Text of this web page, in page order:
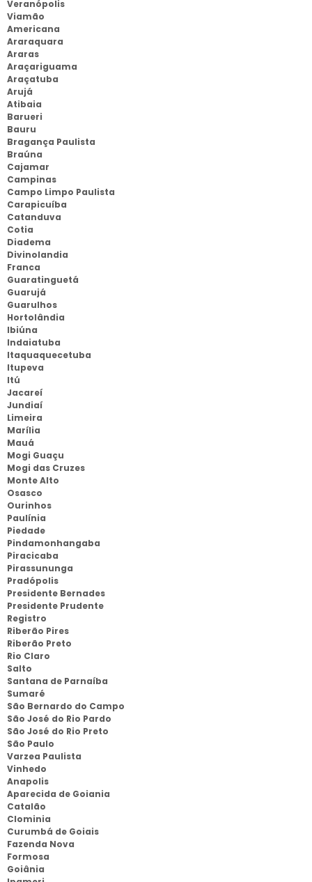
Veranópolis
Viamão
Americana
Araraquara
Araras
Araçariguama
Araçatuba
Arujá
Atibaia
Barueri
Bauru
Bragança Paulista
Braúna
Cajamar
Campinas
Campo Limpo Paulista
Carapicuíba
Catanduva
Cotia
Diadema
Divinolandia
Franca
Guaratinguetá
Guarujá
Guarulhos
Hortolândia
Ibiúna
Indaiatuba
Itaquaquecetuba
Itupeva
Itú
Jacareí
Jundiaí
Limeira
Marília
Mauá
Mogi Guaçu
Mogi das Cruzes
Monte Alto
Osasco
Ourinhos
Paulínia
Piedade
Pindamonhangaba
Piracicaba
Pirassununga
Pradópolis
Presidente Bernades
Presidente Prudente
Registro
Riberão Pires
Riberão Preto
Rio Claro
Salto
Santana de Parnaíba
Sumaré
São Bernardo do Campo
São José do Rio Pardo
São José do Rio Preto
São Paulo
Varzea Paulista
Vinhedo
Anapolis
Aparecida de Goiania
Catalão
Clominia
Curumbá de Goiais
Fazenda Nova
Formosa
Goiânia